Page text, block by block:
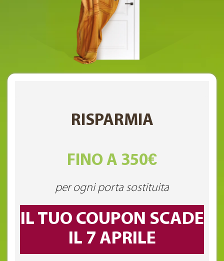
RISPARMIA
FINO A 350€
per ogni porta sostituita
IL TUO COUPON SCADE
IL 7 APRILE